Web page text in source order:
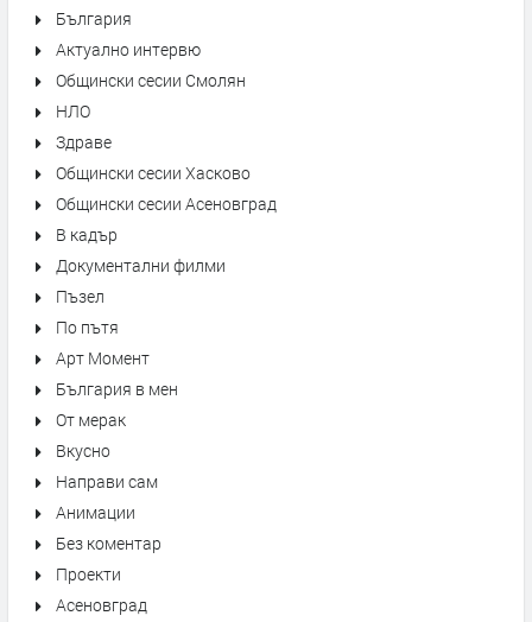
България
Актуално интервю
Общински сесии Смолян
НЛО
Здраве
Общински сесии Хасково
Общински сесии Асеновград
В кадър
Документални филми
Пъзел
По пътя
Арт Момент
България в мен
От мерак
Вкусно
Направи сам
Анимации
Без коментар
Проекти
Асеновград